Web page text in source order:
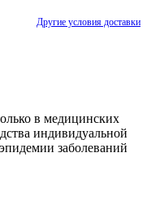
Другие условия доставки
в медицинских
индивидуальной
заболеваний